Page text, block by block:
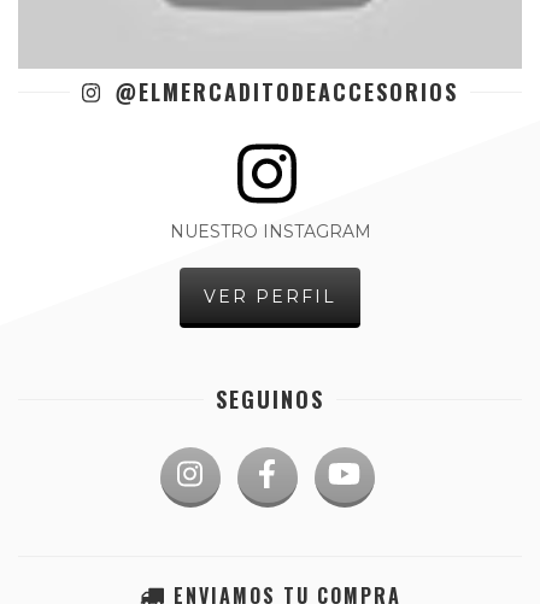
@ELMERCADITODEACCESORIOS
NUESTRO INSTAGRAM
VER PERFIL
SEGUINOS
ENVIAMOS TU COMPRA